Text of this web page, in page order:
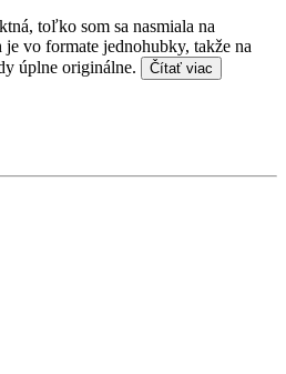
toľko som sa nasmiala na
vo formate jednohubky, takže na
úplne originálne.
Čítať viac